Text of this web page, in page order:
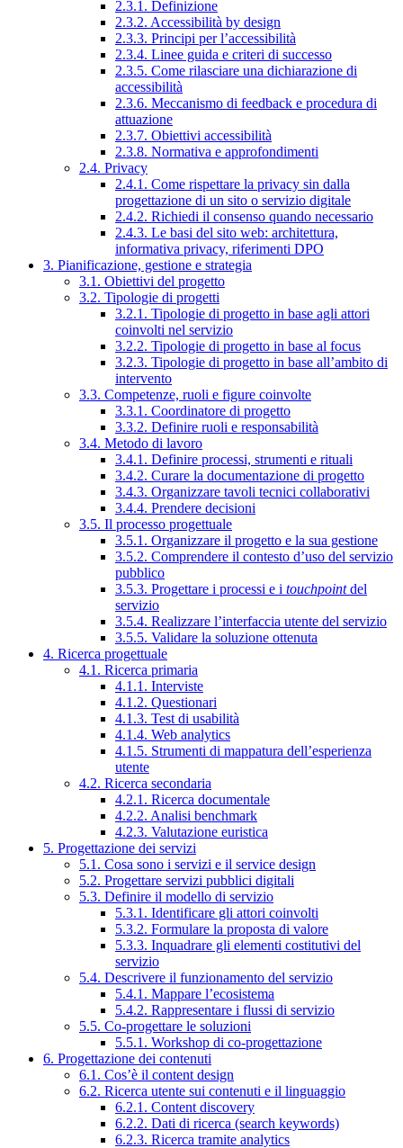
2.3.1. Definizione
2.3.2. Accessibilità by design
2.3.3. Principi per l’accessibilità
2.3.4. Linee guida e criteri di successo
2.3.5. Come rilasciare una dichiarazione di
accessibilità
2.3.6. Meccanismo di feedback e procedura di
attuazione
2.3.7. Obiettivi accessibilità
2.3.8. Normativa e approfondimenti
2.4. Privacy
2.4.1. Come rispettare la privacy sin dalla
progettazione di un sito o servizio digitale
2.4.2. Richiedi il consenso quando necessario
2.4.3. Le basi del sito web: architettura,
informativa privacy, riferimenti DPO
3. Pianificazione, gestione e strategia
3.1. Obiettivi del progetto
3.2. Tipologie di progetti
3.2.1. Tipologie di progetto in base agli attori
coinvolti nel servizio
3.2.2. Tipologie di progetto in base al focus
3.2.3. Tipologie di progetto in base all’ambito di
intervento
3.3. Competenze, ruoli e figure coinvolte
3.3.1. Coordinatore di progetto
3.3.2. Definire ruoli e responsabilità
3.4. Metodo di lavoro
3.4.1. Definire processi, strumenti e rituali
3.4.2. Curare la documentazione di progetto
3.4.3. Organizzare tavoli tecnici collaborativi
3.4.4. Prendere decisioni
3.5. Il processo progettuale
3.5.1. Organizzare il progetto e la sua gestione
3.5.2. Comprendere il contesto d’uso del servizio
pubblico
3.5.3. Progettare i processi e i touchpointdel
servizio
3.5.4. Realizzare l’interfaccia utente del servizio
3.5.5. Validare la soluzione ottenuta
4. Ricerca progettuale
4.1. Ricerca primaria
4.1.1. Interviste
4.1.2. Questionari
4.1.3. Test di usabilità
4.1.4. Web analytics
4.1.5. Strumenti di mappatura dell’esperienza
utente
4.2. Ricerca secondaria
4.2.1. Ricerca documentale
4.2.2. Analisi benchmark
4.2.3. Valutazione euristica
5. Progettazione dei servizi
5.1. Cosa sono i servizi e il service design
5.2. Progettare servizi pubblici digitali
5.3. Definire il modello di servizio
5.3.1. Identificare gli attori coinvolti
5.3.2. Formulare la proposta di valore
5.3.3. Inquadrare gli elementi costitutivi del
servizio
5.4. Descrivere il funzionamento del servizio
5.4.1. Mappare l’ecosistema
5.4.2. Rappresentare i flussi di servizio
5.5. Co-progettare le soluzioni
5.5.1. Workshop di co-progettazione
6. Progettazione dei contenuti
6.1. Cos’è il content design
6.2. Ricerca utente sui contenuti e il linguaggio
6.2.1. Content discovery
6.2.2. Dati di ricerca (search keywords)
6.2.3. Ricerca tramite analytics